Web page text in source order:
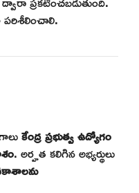
పరిశీలించాలి.
కేంద్ర ప్రభుత్వ ఉద్యోగం
. అర్హత కలిగిన అభ్యర్థులు